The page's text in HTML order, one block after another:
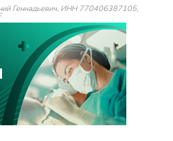
Геннадьевич, ИНН 770406387105,